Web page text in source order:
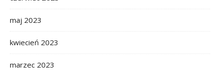
maj 2023
kwiecień 2023
marzec 2023